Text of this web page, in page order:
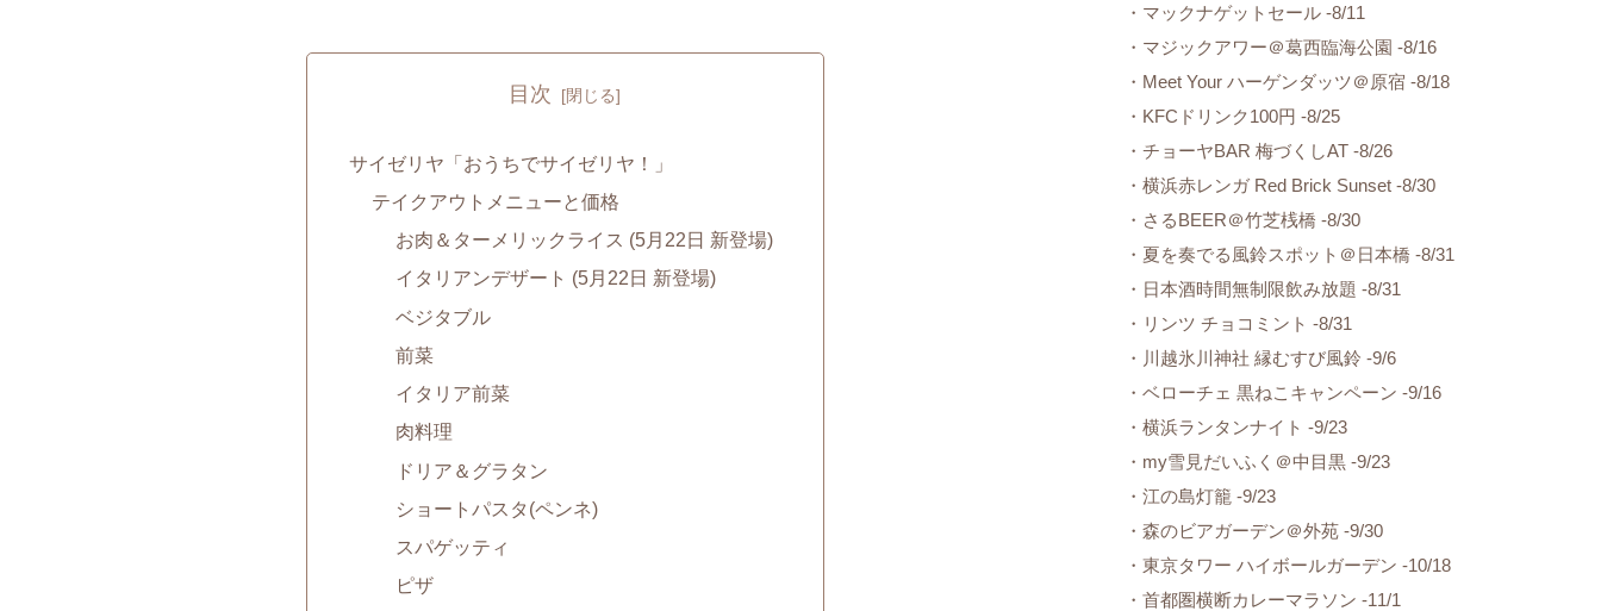
目次
サイゼリヤ「おうちでサイゼリヤ！」
テイクアウトメニューと価格
お肉＆ターメリックライス (5月22日 新登場)
イタリアンデザート (5月22日 新登場)
ベジタブル
前菜
イタリア前菜
肉料理
ドリア＆グラタン
ショートパスタ(ペンネ)
スパゲッティ
ピザ
・マックナゲットセール -8/11
・マジックアワー＠葛西臨海公園 -8/16
・Meet Your ハーゲンダッツ＠原宿 -8/18
・KFCドリンク100円 -8/25
・チョーヤBAR 梅づくしAT -8/26
・横浜赤レンガ Red Brick Sunset -8/30
・さるBEER＠竹芝桟橋 -8/30
・夏を奏でる風鈴スポット＠日本橋 -8/31
・日本酒時間無制限飲み放題 -8/31
・リンツ チョコミント -8/31
・川越氷川神社 縁むすび風鈴 -9/6
・ベローチェ 黒ねこキャンペーン -9/16
・横浜ランタンナイト -9/23
・my雪見だいふく＠中目黒 -9/23
・江の島灯籠 -9/23
・森のビアガーデン＠外苑 -9/30
・東京タワー ハイボールガーデン -10/18
・首都圏横断カレーマラソン -11/1